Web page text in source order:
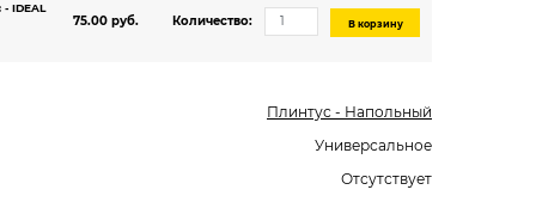
IDEAL
75.00 руб. Количество: В корзину
Плинтус - Напольный
Универсальное
Отсутствует